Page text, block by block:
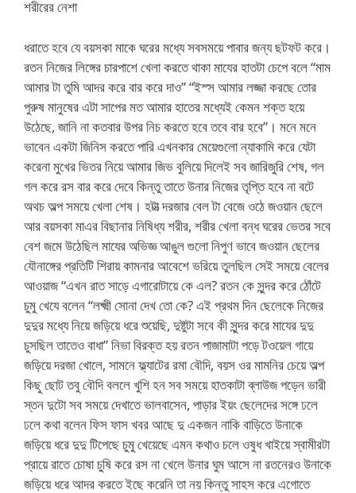
শরীরের নেশা
ধরাতে হবে যে বয়সকা মাকে ঘরের মধ্যে সবসময়ে পাবার জন্য ছটফট করে।
রতন নিজের লিঙ্গের চারপাশে খেলা করতে থাকা মাযের হাতটা চেপে বলে “মাম
আমার টা তুমি আদর করে বার করে দাও” “ইস্স আমার লজ্জা করছে তোর
পুরুষ মানুষের এটা সাপের মত আমার হাতের মধ্যেই কেমন শক্ত হয়ে
উঠেছে, জানি না কতবার উপর নিচ করতে হবে তবে বার হবে”। মনে মনে
ভাবেন একটা জিনিস করতে পারি এখনকার মেয়েগুলো ন্যাকামি করে যেটা
করেনা মুখের ভিতর নিয়ে আমার জিভ বুলিয়ে দিলেই সব জারিজুরি শেষ, গল
গল করে রস বার করে দেবে কিন্তু তাতে উনার নিজের তৃপ্তি হবে না বটে
অথচ অল্প সময়ে খেলা শেষ। হটাত্‍ দরজার বেল টা বেজে ওঠে জওয়ান ছেলে
আর বয়সকা মাএর বিছানার নিষিধ্য শরীর, শরীর খেলা বন্ধ ঘরের ভেতর সবে
বেশ জমে উঠেছিল মাযের অভিজ্ঞ আঙুল গুলো নিপুণ ভাবে জওয়ান ছেলের
যৌনাঙ্গের প্রতিটি শিরায় কামনার আবেশে ভরিয়ে তুলছিল সেই সময়ে বেলের
আওয়াজ “এখন রাত সাড়ে এগারোটায়ে কে এল? রতন কে সুন্দর করে ঠোঁটে
চুমু খেযে বলেন “লক্ষ্মী সোনা দেখ তো কে? এই প্রথম দিন ছেলেকে নিজের
দুদুর মধ্যে নিয়ে জড়িয়ে ধরে শুয়েছি, দুষ্টুটা সবে কী সুন্দর করে মাযের দুদু
চুসছিল তাতেও বাধা” নিভা বিরক্ত হয় রতন পাজামাটা পড়ে টওয়েল গায়ে
জড়িয়ে দরজা খোলে, সামনে ফ্ল্যাটের রমা বৌদি, বয়স ওর মামনির চেয়ে অল্প
কিছু ছোট তবু বৌদি বললে খুশি হন সব সময়ে হাতকাটা ব্লাউজ পড়েন ভারী
স্তন দুটো সব সময়ে দেখাতে ভালবাসেন, পাড়ার ইয়ং ছেলেদের সঙ্গে ঢলে
ঢলে কথা বলেন ফিস ফাস খবর আছে দু একজন নাকি বাড়িতে উনাকে
জড়িয়ে ধরে দুদু টিপেছে চুমু খেয়েছে এমন কথাও চলে ওষুধ খাইয়ে স্বামীরটা
প্রায়ে রাতে চোষা চুষি করে রস না খেলে উনার ঘুম আসে না রতনেরও উনাকে
জড়িয়ে ধরে আদর করতে ইছে করেনি তা নয় কিন্তু সাহস করে এগোতে